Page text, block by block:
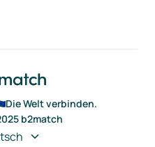
Die Welt verbinden.
b2match